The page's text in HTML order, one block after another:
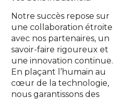
Notre succès repose sur
une collaboration étroite
avec nos partenaires, un
savoir-faire rigoureux et
une innovation continue.
En plaçant l’humain au
cœur de la technologie,
nous garantissons des